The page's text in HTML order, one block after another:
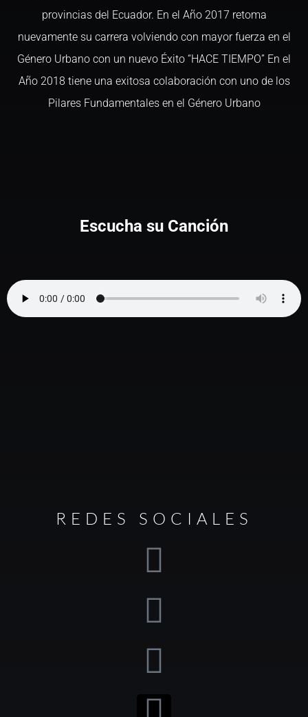
provincias del Ecuador. En el Año 2017 retoma
nuevamente su carrera volviendo con mayor fuerza en el
Género Urbano con un nuevo Éxito “HACE TIEMPO” En el
Año 2018 tiene una exitosa colaboración con uno de los
Pilares Fundamentales en el Género Urbano
Escucha su Canción
REDES SOCIALES